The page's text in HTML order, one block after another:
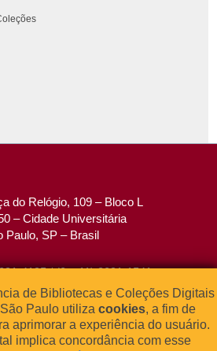
do Relógio, 109 – Bloco L
– Cidade Universitária
Paulo, SP – Brasil
4195 / (0xx11) 3091-1541
(0xx11) 3091-1567
de Bibliotecas e Coleções Digitais
Paulo utiliza cookies, a fim de
aprimorar a experiência do usuário.
implica concordância com esse